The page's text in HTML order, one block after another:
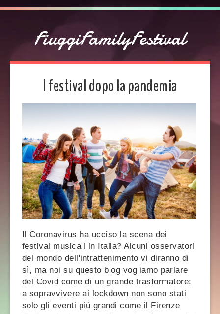
FiuggiFamilyFestival
I festival dopo la pandemia
Il Coronavirus ha ucciso la scena dei
festival musicali in Italia? Alcuni osservatori
del mondo dell'intrattenimento vi diranno di
sì, ma noi su questo blog vogliamo parlare
del Covid come di un grande trasformatore:
a sopravvivere ai lockdown non sono stati
solo gli eventi più grandi come il Firenze